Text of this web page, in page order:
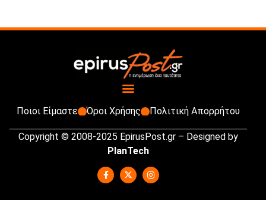
Ποιοι Είμαστε Όροι Χρήσης Πολιτική Απορρήτου
Copyright © 2008-2025 EpirusPost.gr – Designed by
PlanTech